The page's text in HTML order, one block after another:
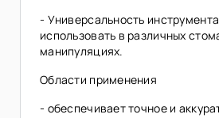
- Универсальность
использовать в различных
манипуляциях.
Области применения
- обеспечивает точное и